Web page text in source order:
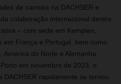
de carreira na DACHSER e
colaboração internacional dentro
– com sede em Kempten,
em França e Portugal, bem como
América do Norte e Alemanha
em novembro de 2023, o
DACHSER rapidamente se tornou